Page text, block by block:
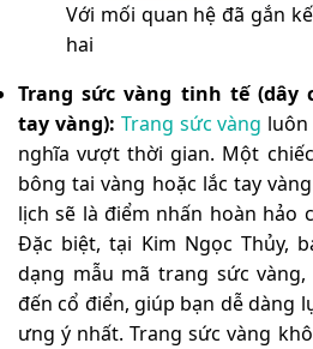
Với mối quan hệ đã gắn
hai
Trang sức vàng tinh tế (dây
tay vàng): Trang sức vàng
nghĩa vượt thời gian. Một
bông tai vàng hoặc lắc tay
lịch sẽ là điểm nhấn hoàn hảo
Đặc biệt, tại Kim Ngọc Thủy,
dạng mẫu mã trang sức
đến cổ điển, giúp bạn dễ dàng
ưng ý nhất. Trang sức vàng